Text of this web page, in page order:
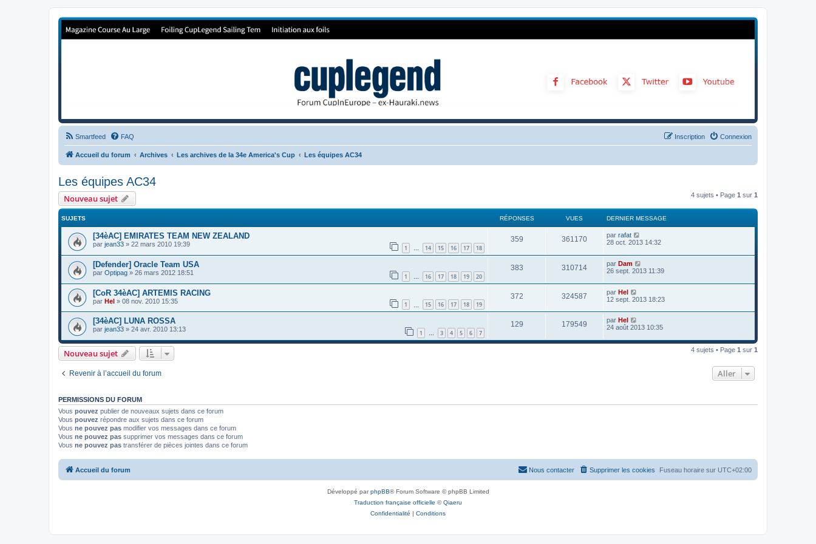
Forum de Cup In Europe
Smartfeed FAQ Connexion
Inscription
Accueil du forum Archives Les archives de la 34e America's Cup Les équipes AC34
Les équipes AC34
Nouveau sujet 4 sujets • Page 1 sur 1
SUJETS RÉPONSES VUES DERNIER MESSAGE
[34èAC] EMIRATES TEAM NEW ZEALAND
par jean33 » 22 mars 2010 19:39 1 … 14 15 16 17 18
359 361170 par rafat
28 oct. 2013 14:32
[Defender] Oracle Team USA
par Optipag » 26 mars 2012 18:51 1 … 16 17 18 19 20
383 310714 par Dam
26 sept. 2013 11:39
[CoR 34èAC] ARTEMIS RACING
par Hel » 08 nov. 2010 15:35 1 15 16 17 18 19
372 324587 par Hel
12 sept. 2013 18:23
[34èAC] LUNA ROSSA
par jean33 » 24 avr. 2010 13:13 1 … 3 4 5 6 7
129 179549 par Hel
24 août 2013 10:35
Nouveau sujet 4 sujets • Page 1 sur 1
Revenir à l’accueil du forum Aller
PERMISSIONS DU FORUM
Vous pouvez publier de nouveaux sujets dans ce forum
Vous pouvez répondre aux sujets dans ce forum
Vous ne pouvez pas modifier vos messages dans ce forum
Vous ne pouvez pas supprimer vos messages dans ce forum
Vous ne pouvez pas transférer de pièces jointes dans ce forum
Accueil du forum Fuseau horaire sur UTC+02:00
Supprimer les cookies
Nous contacter
Développé parphpBB® Forum Software © phpBB Limited
Traduction française officielle ©Qiaeru
Confidentialité
Conditions